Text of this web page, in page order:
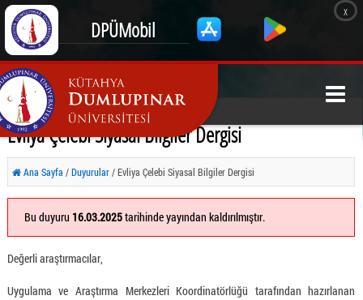
DPÜMobil
x
Evliya Çelebi Siyasal Bilgiler Dergisi
Ana Sayfa /Duyurular/ Evliya Çelebi Siyasal Bilgiler Dergisi
Bu duyuru 16.03.2025tarihinde yayından kaldırılmıştır.
Değerli araştırmacılar,
Uygulama ve Araştırma Merkezleri Koordinatörlüğü tarafından hazırlanan